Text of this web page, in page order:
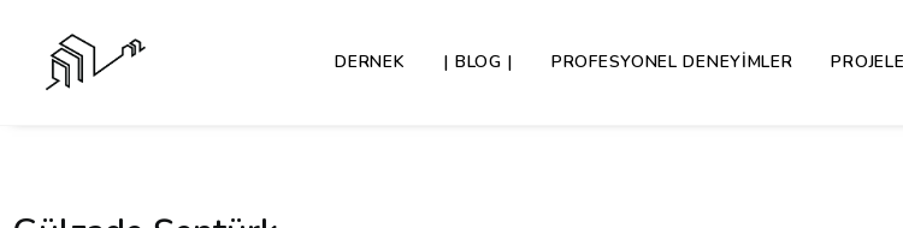
DERNEK | BLOG | PROFESYONEL DENEYIMLER